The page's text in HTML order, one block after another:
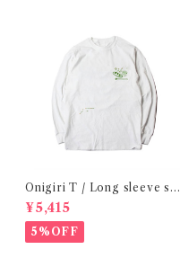
Onigiri T / Long sleeve shi
rt 在庫限りで終了
¥5,415
5%OFF